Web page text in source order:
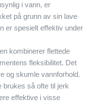
i vann, er
på grunn av sin lave
er spesielt effektiv under
kombinerer flettede
fleksibilitet. Det
og skumle vannforhold.
brukes så ofte til jerk
effektive i visse